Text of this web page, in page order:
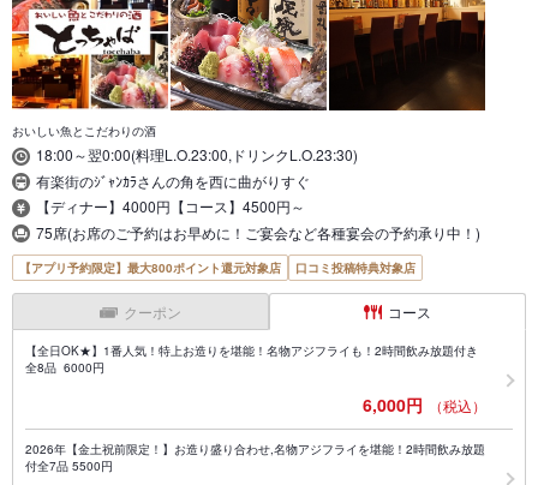
おいしい魚とこだわりの酒
18:00～翌0:00(料理L.O.23:00,ドリンクL.O.23:30)
有楽街のｼﾞｬﾝｶﾗさんの角を西に曲がりすぐ
【ディナー】4000円【コース】4500円～
75席(お席のご予約はお早めに！ご宴会など各種宴会の予約承り中！)
【アプリ予約限定】最大800ポイント還元対象店 口コミ投稿特典対象店
クーポン コース
【全日OK★】1番人気！特上お造りを堪能！名物アジフライも！2時間飲み放題付き
全8品 6000円
6,000円 （税込）
2026年【金土祝前限定！】お造り盛り合わせ,名物アジフライを堪能！2時間飲み放題
付全7品 5500円